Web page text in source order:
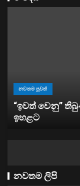
නවතම පුවත්
“ඉවත් වෙනු”
ඉහළට
නවතම ලිපි